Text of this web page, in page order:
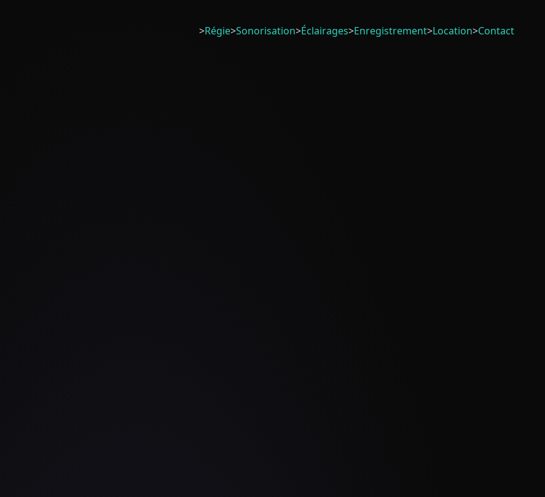
>Régie>Sonorisation>Éclairages>Enregistrement>Location>Contact